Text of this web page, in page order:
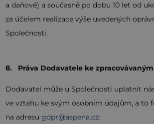
a daňové) a současně po dobu 10 let od
za účelem realizace výše uvedených
Společnosti.
8. Práva Dodavatele ke
Dodavatel může u Společnosti uplatnit
ve vztahu ke svým osobním údajům, a to
na adresu gdpr@aspena.cz: